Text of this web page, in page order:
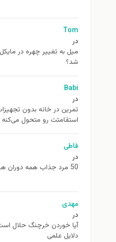
Tom
در
ميل به تغيير چهره در
شد؟
Babi
در
استقامتت رو متحول می‌کنه
فاطی
در
50 مرد جذاب همه دوران ها
مهدی
در
آیا خوردن خرچنگ حلال
دلایل علمی